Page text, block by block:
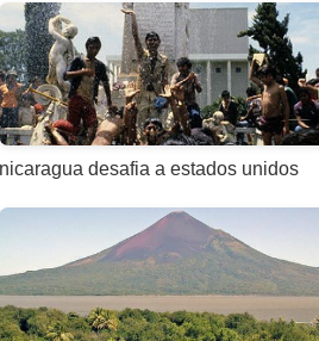
nicaragua desafia a estados unidos